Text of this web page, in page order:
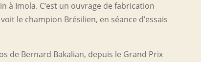
à Imola. C’est un ouvrage de fabrication
le champion Brésilien, en séance d’essais
de Bernard Bakalian, depuis le Grand Prix